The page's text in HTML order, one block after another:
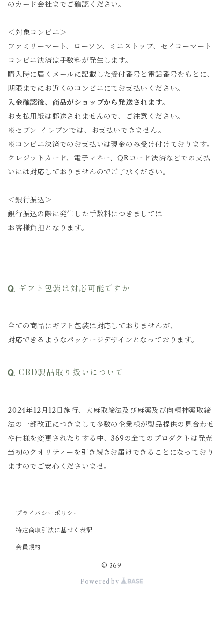
のカード会社までご確認ください。
＜対象コンビニ＞
ファミリーマート、ローソン、ミニストップ、セイコーマート
コンビニ決済は手数料が発生します。
購入時に届くメールに記載した受付番号と電話番号をもとに、
期限までにお近くのコンビニにてお支払いください。
入金確認後、商品がショップから発送されます。
お支払用紙は郵送されませんので、ご注意ください。
​※セブン-イレブンでは、お支払いできません。
※コンビニ決済でのお支払いは現金のみ受け付けております。
クレジットカード、電子マネー、QRコード決済などでの支払
いには対応しておりませんのでご了承ください。
＜銀行振込＞
銀行振込の際に発生した手数料につきましては
お客様負担となります。
ギフト包装は対応可能ですか
全ての商品にギフト包装は対応しておりませんが、
対応できるようなパッケージデザインとなっております。
CBD製品取り扱いについて
2024年12月12日施行、大麻取締法及び麻薬及び向精神薬取締
法の一部改正につきまして多数の企業様が製品提供の見合わせ
や仕様を変更されたりする中、369の全てのプロダクトは発売
当初のクオリティーを引き続きお届けできることになっており
ますのでご安心くださいませ。
プライバシーポリシー
特定商取引法に基づく表記
会員規約
© 369
Powered by